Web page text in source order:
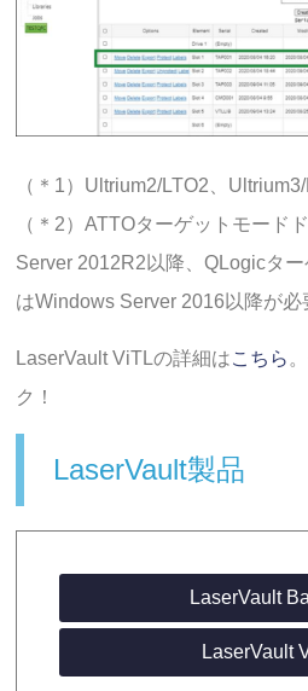
（＊1）Ultrium2/LTO2、
（＊2）ATTOターゲットモード
Server 2012R2以降、QLogicタ
はWindows Server 2016以降が必
LaserVault ViTLの詳細はこちら
ク！
LaserVault製品
LaserVault
LaserVault